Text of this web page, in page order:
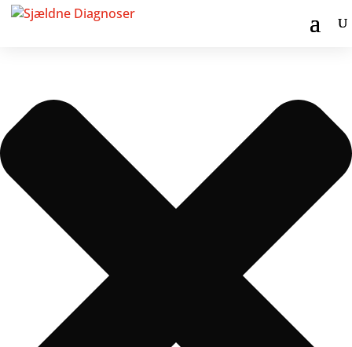
Administrer samtykke til cookies